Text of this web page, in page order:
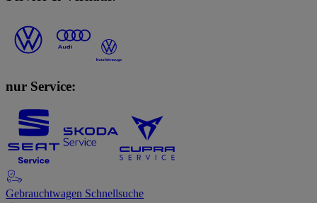
nur Service:
Gebrauchtwagen Schnellsuche